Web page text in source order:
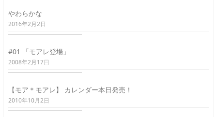
やわらかな
2016年2月2日
#01 「モアレ登場」
2008年2月17日
【モア＊モアレ】 カレンダー本日発売！
2010年10月2日